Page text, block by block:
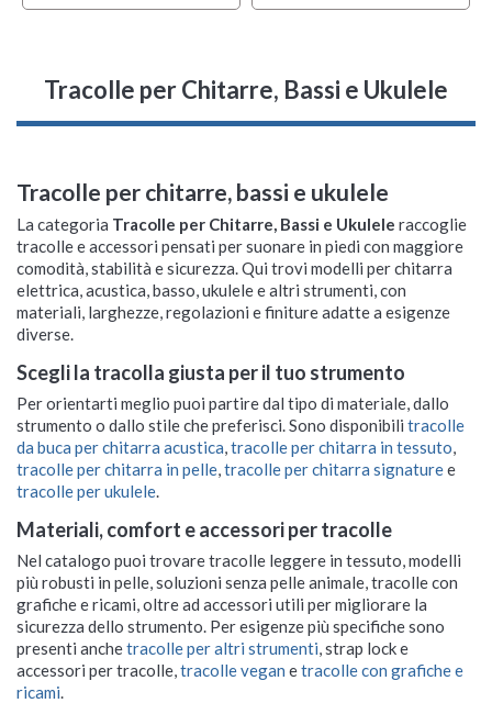
Tracolle per Chitarre, Bassi e Ukulele
Tracolle per chitarre, bassi e ukulele
La categoria Tracolle per Chitarre, Bassi e Ukulele raccoglie
tracolle e accessori pensati per suonare in piedi con maggiore
comodità, stabilità e sicurezza. Qui trovi modelli per chitarra
elettrica, acustica, basso, ukulele e altri strumenti, con
materiali, larghezze, regolazioni e finiture adatte a esigenze
diverse.
Scegli la tracolla giusta per il tuo strumento
Per orientarti meglio puoi partire dal tipo di materiale, dallo
strumento o dallo stile che preferisci. Sono disponibili tracolle
da buca per chitarra acustica,tracolle per chitarra in tessuto,
tracolle per chitarra in pelle,tracolle per chitarra signaturee
tracolle per ukulele.
Materiali, comfort e accessori per tracolle
Nel catalogo puoi trovare tracolle leggere in tessuto, modelli
più robusti in pelle, soluzioni senza pelle animale, tracolle con
grafiche e ricami, oltre ad accessori utili per migliorare la
sicurezza dello strumento. Per esigenze più specifiche sono
presenti anchetracolle per altri strumenti,strap lock e
accessori per tracolle,tracolle vegan etracolle con grafiche e
ricami.